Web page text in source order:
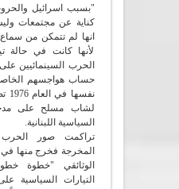
"بسبب اسرائيل
كناية عن مجتمعات
انها لم تتمكن من
لأنها كانت في حالة
الحرب السينمائيين
حساب هواجسهم
لشاب مسلح على
السياسية اللبنانية.
تراكمت صور
الوثائقي "خطوة
التيارات السياسية